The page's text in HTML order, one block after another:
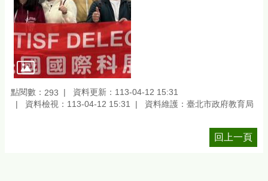
點閱數： 293
資料更新：113-04-12 15:31
資料檢視：113-04-12 15:31
資料維護：臺北市政府教育局
回上一頁